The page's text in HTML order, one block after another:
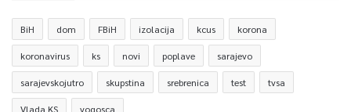
BiH dom FBiH izolacija kcus korona
koronavirus ks novi poplave sarajevo
sarajevskojutro skupstina srebrenica test tvsa
Vlada KS vogosca